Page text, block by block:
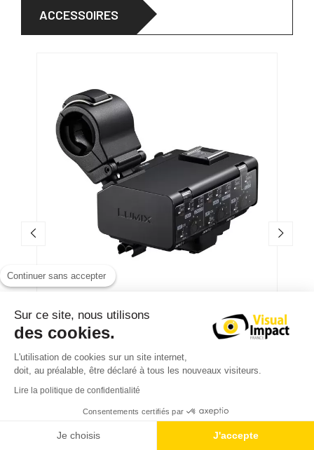
ACCESSOIRES
Panasonic DMW-XLR2
Adaptateur Micro pour Lumix GH7
476,40 € TTC
397,00 € HT
Continuer sans accepter
Sur ce site, nous utilisons
des cookies.
L'utilisation de cookies sur un site internet,
doit, au préalable, être déclaré à tous les nouveaux visiteurs.
Lire la politique de confidentialité
Consentements certifiés par
Je choisis J'accepte